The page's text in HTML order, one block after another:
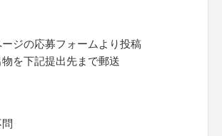
ジの応募フォームより投稿
を下記提出先まで郵送